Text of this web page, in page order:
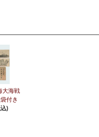
大海戦
付き
)